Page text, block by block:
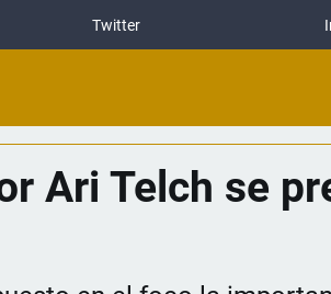
Twitter
Ari Telch se